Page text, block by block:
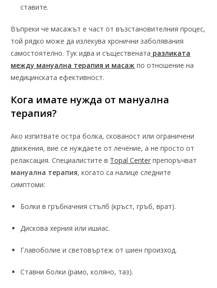
ставите.
Въпреки че масажът е част от възстановителния процес,
той рядко може да излекува хронични заболявания
самостоятелно. Тук идва и съществената разликата
между мануална терапия и масаж по отношение на
медицинската ефективност.
Кога имате нужда от мануална
терапия?
Ако изпитвате остра болка, скованост или ограничени
движения, вие се нуждаете от лечение, а не просто от
релаксация. Специалистите в Topal Center препоръчват
мануална терапия, когато са налице следните
симптоми:
Болки в гръбначния стълб (кръст, гръб, врат).
Дискова херния или ишиас.
Главоболие и световъртеж от шиен произход.
Ставни болки (рамо, коляно, таз).